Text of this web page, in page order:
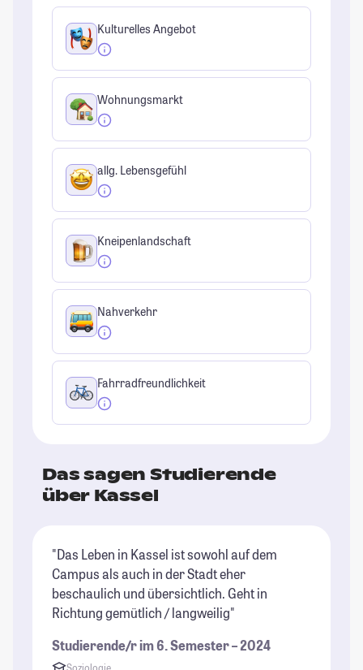
Kulturelles Angebot
Wohnungsmarkt
allg. Lebensgefühl
Kneipenlandschaft
Nahverkehr
Fahrradfreundlichkeit
Das sagen Studierende
über Kassel
"Das Leben in Kassel ist sowohl auf dem
Campus als auch in der Stadt eher
beschaulich und übersichtlich. Geht in
Richtung gemütlich / langweilig"
Studierende/r im 6. Semester – 2024
Soziologie